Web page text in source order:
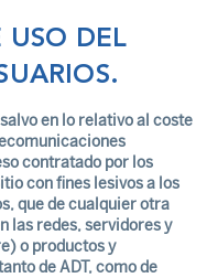
USO DEL
en lo relativo al coste
contratado por los
con fines lesivos a los
que de cualquier otra
las redes, servidores y
o productos y
de ADT, como de